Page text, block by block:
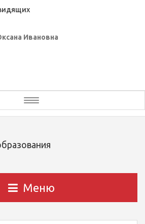
Ивановна
Toggle
navigation
Меню